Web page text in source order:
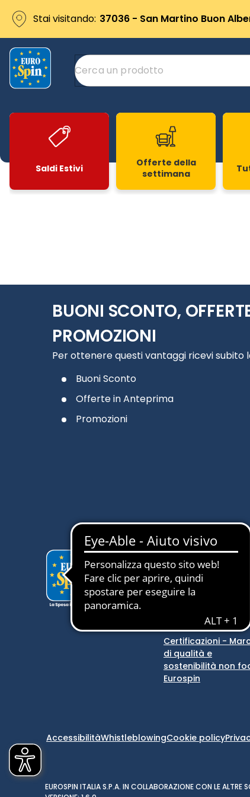
Stai visitando: 37036 - San Martino Buon
Saldi Estivi
Offerte della
settimana
BUONI SCONTO,
PROMOZIONI
Per ottenere questi vantaggi ricevi subito
Buoni Sconto
Offerte in Anteprima
Promozioni
SCOPRI
Eurospin
Eurospin Viaggi
Comunicazioni
Certificazioni -
di qualità e
sostenibilità non
Eurospin
AccessibilitàWhistleblowingCookie policy
EUROSPIN ITALIA S.P.A. IN COLLABORAZIONE CON LE